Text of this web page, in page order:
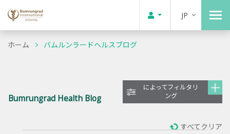
JP
ホーム バムルンラードヘルスブログ
Bumrungrad Health Blog
によってフィルタリ
ング
すべてクリア